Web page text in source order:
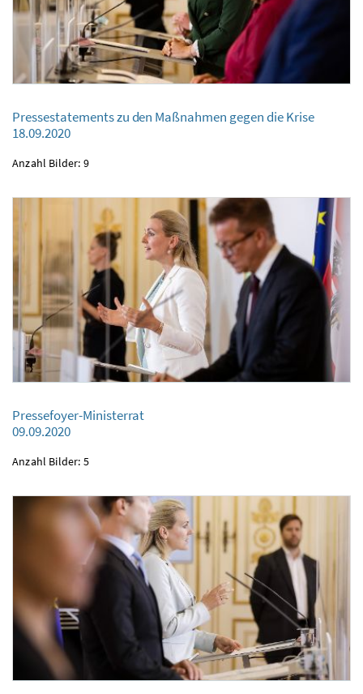
Pressestatements zu den Maßnahmen gegen die Krise
18.09.2020
Pressestatements zu den Maßnahmen gegen die Krise
18.09.2020
Anzahl Bilder: 9
Pressefoyer-Ministerrat
09.09.2020
Pressefoyer-Ministerrat
09.09.2020
Anzahl Bilder: 5